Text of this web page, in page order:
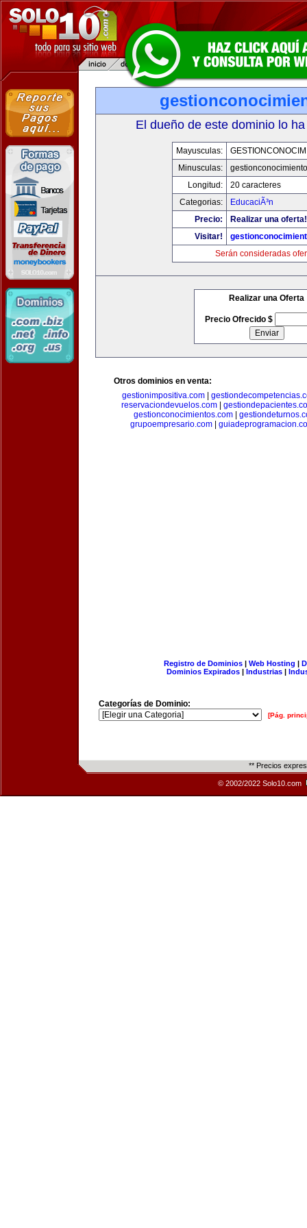
El dueño de este dominio lo
Mayusculas:
Minusculas:
Longitud:
20 caracteres
Categorias:
EducaciÃ³n
Precio:
Realizar una oferta!
Visitar!
Serán consideradas
Realizar una Oferta
Precio Ofrecido $
Otros dominios en venta:
gestionimpositiva.com
reservaciondevuelos.com
gestionconocimientos.com
grupoempresario.com|
Registro de Dominios| Web Hosting |
Dominios Expirados | Industrias |
Categorías de Dominio:
[Pág.
** Precios
© 2002/2022 Solo10.com